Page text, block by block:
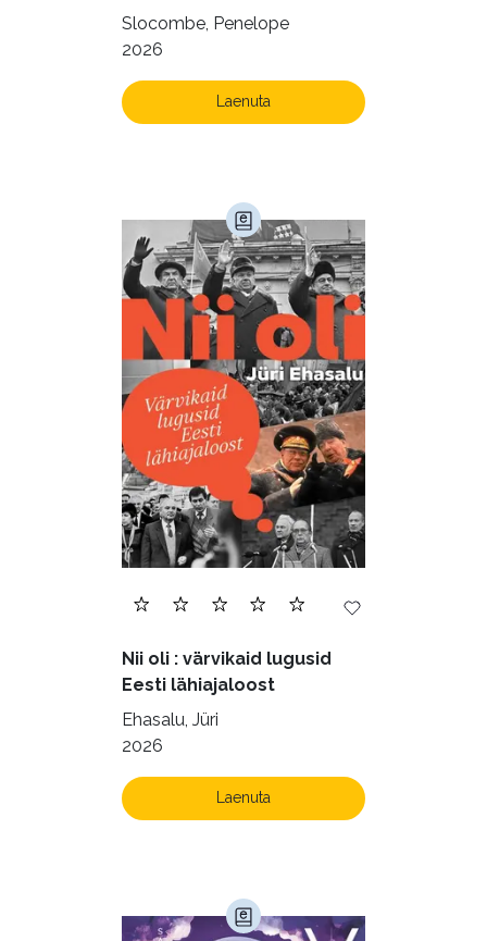
Slocombe, Penelope
2026
Laenuta
Nii oli : värvikaid lugusid
Eesti lähiajaloost
Ehasalu, Jüri
2026
Laenuta